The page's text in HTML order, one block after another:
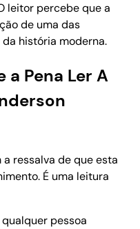
leitor percebe que a
de uma das
história moderna.
a Pena Ler A
a ressalva de que esta
É uma leitura
pessoa